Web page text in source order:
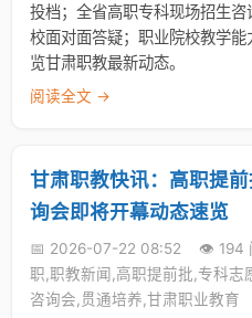
投档；全省高职专科现场招生
校面对面答疑；职业院校教学
览甘肃职教最新动态。
阅读全文 →
甘肃职教快讯：高职提
询会即将开幕动态速览
📅 2026-07-22 08:52 👁️ 194
职,职教新闻,高职提前批,专科志
咨询会,贯通培养,甘肃职业教育